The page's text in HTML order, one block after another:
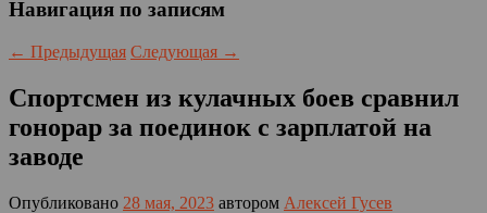
Навигация по записям
← Предыдущая Следующая →
Спортсмен из кулачных боев сравнил
гонорар за поединок с зарплатой на
заводе
Опубликовано 28 мая, 2023 автором Алексей Гусев